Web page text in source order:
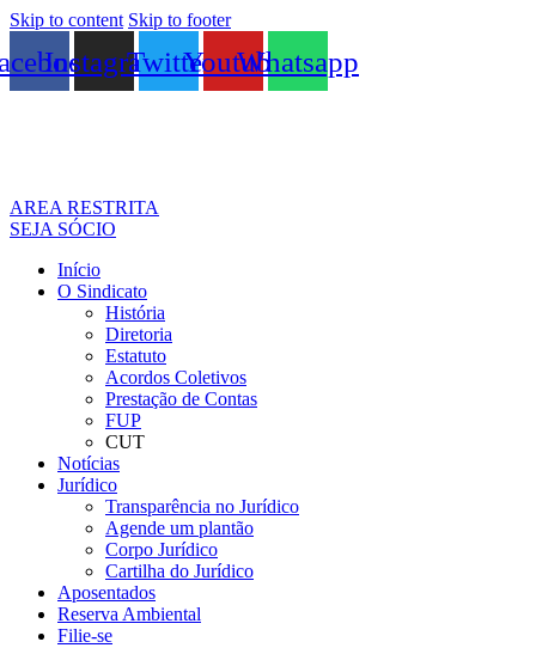
Skip to content Skip to footer
InstagramTwitterYoutubeWhatsapp
AREA RESTRITA
SEJA SÓCIO
Início
O Sindicato
História
Diretoria
Estatuto
Acordos Coletivos
Prestação de Contas
FUP
CUT
Notícias
Jurídico
Transparência no Jurídico
Agende um plantão
Corpo Jurídico
Cartilha do Jurídico
Aposentados
Reserva Ambiental
Filie-se